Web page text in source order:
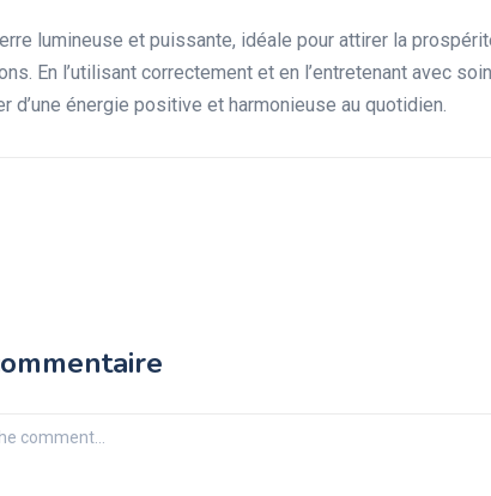
lumineuse et puissante, idéale pour attirer la
En l’utilisant correctement et en l’entretenant avec
d’une énergie positive et harmonieuse au quotidien.